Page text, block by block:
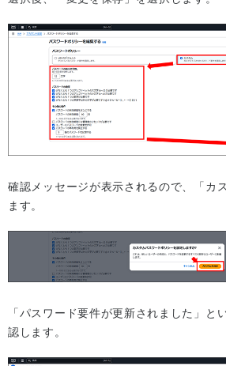
確認メッセージが表示されるので、「カ
ます。
「パスワード要件が更新されました」と
認します。